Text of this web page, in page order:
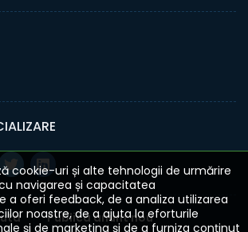
Publica anunt nou
cookie-uri și alte tehnologii de urmărire
navigarea și capacitatea
a oferi feedback, de a analiza utilizarea
noastre, de a ajuta la eforturile
și de marketing și de a furniza conținut